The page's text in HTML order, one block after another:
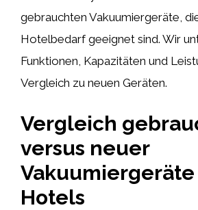
gebrauchten Vakuumiergeräte,
Hotelbedarf geeignet sind. Wir
Funktionen, Kapazitäten und
Vergleich zu neuen Geräten.
Vergleich
versus neuer
Hotels